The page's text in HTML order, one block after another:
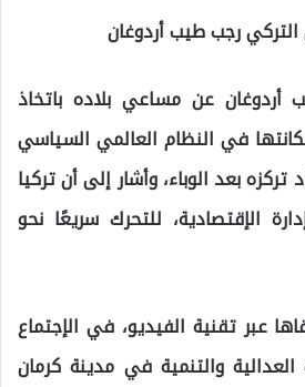
رجب طيب أردوغان
عن مساعي بلاده باتخاذ
في النظام العالمي السياسي
بعد الوباء، وأشار إلى أن تركيا
الإقتصادية، للتحرك سريعًا نحو
عبر تقنية الفيديو، في الإجتماع
والتنمية في مدينة كرمان